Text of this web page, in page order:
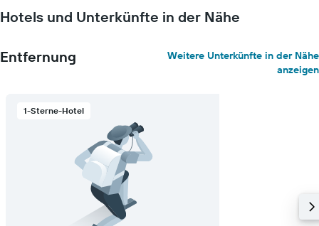
Hotels und Unterkünfte in der Nähe
Entfernung
Weitere Unterkünfte in der Nähe
anzeigen
1-Sterne-Hotel